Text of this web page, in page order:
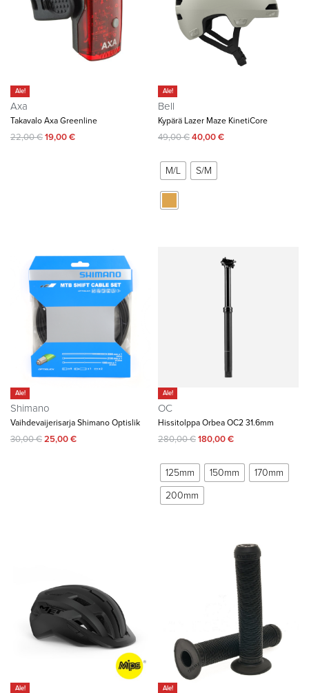
Ale!
Axa
Takavalo Axa Greenline
22,00€19,00€
Ale!
Bell
Kypärä Lazer Maze KinetiCore
49,00€40,00€
M/L S/M
Ale!
Shimano
Vaihdevaijerisarja Shimano Optislik
30,00€25,00€
Ale!
OC
Hissitolppa Orbea OC2 31.6mm
280,00€180,00€
125mm 150mm
170mm
200mm
Ale! Ale!